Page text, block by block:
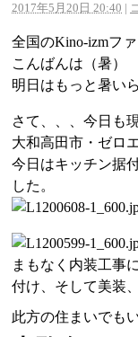
2017年5月20日 20:40 |
全国のKino-izmフ
こんばんは（暑）
明日はもっと暑い
さて、、、今日も
大和高田市・ゼロ
今日はキッチン据
した。
まもなく内装工事
付け、そして美装
此方の住まいでも